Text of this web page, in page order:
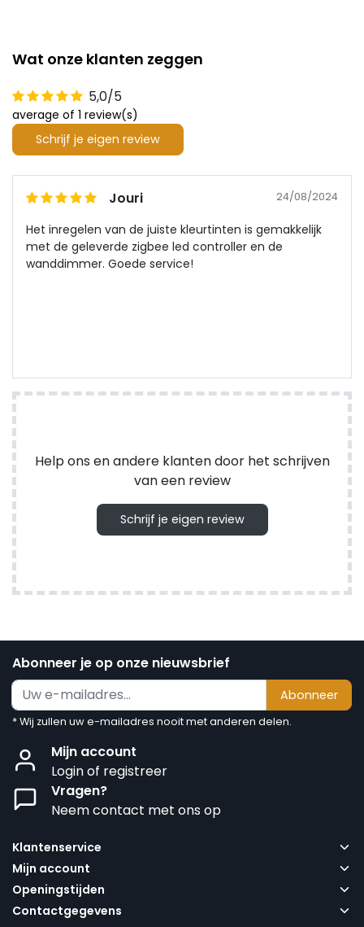
Wat onze klanten zeggen
5,0/5
average of 1 review(s)
Schrijf je eigen review
Jouri 24/08/2024
Het inregelen van de juiste kleurtinten is gemakkelijk
met de geleverde zigbee led controller en de
wanddimmer. Goede service!
Help ons en andere klanten door het schrijven
van een review
Schrijf je eigen review
Abonneer je op onze nieuwsbrief
Abonneer
* Wij zullen uw e-mailadres nooit met anderen delen.
Mijn account
Login of registreer
Vragen?
Neem contact met ons op
Klantenservice
Mijn account
Openingstijden
Contactgegevens